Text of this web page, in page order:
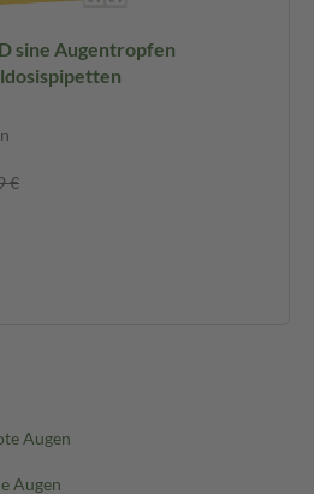
sine Augentropfen
€
Augen
Augen